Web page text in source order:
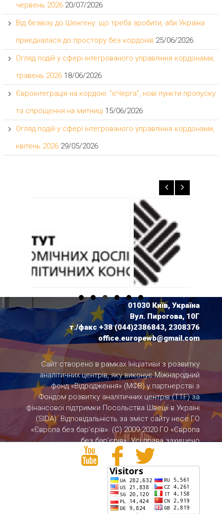
червень 2026 20/07/2026
Від безвізу до Шенгену: що треба зробити, аби Україна
приєдналася до простору без кордонів 25/06/2026
Огляд подій у сфері інтегрованого управління кордонами,
травень 2026 18/06/2026
Євроінтеграція на кордоні: “єЧерга”, нові пункти пропуску
та спрощення на митниці 15/06/2026
Огляд подій у сфері інтегрованого управління кордонами,
квітень 2026 29/05/2026
01030 Київ, Україна
Вул. Пирогова, 10Г
т./факс +38 (044)2386843, 2308376
office.europewb@gmail.com
Сайт створено в рамках Ініціативи з розвитку
аналітичних центрів, яку виконує Міжнародний
фонд «Відродження» (МФВ) у партнерстві з
Фондом розвитку аналітичних центрів (TTF) за
фінансової підтримки Посольства Швеції в Україні
(SIDA). Відповідальність за зміст сайту несе ГО
«Європа без бар’єрів». (С) 2009-2020 ГО «Європа
без бар’єрів». Усі права захищено